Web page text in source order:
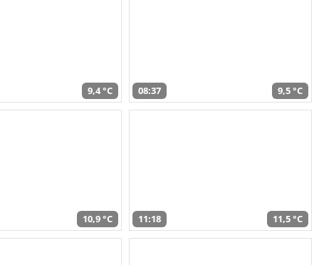
9,4 °C 08:37 9,5 °C
10,9 °C 11:18 11,5 °C